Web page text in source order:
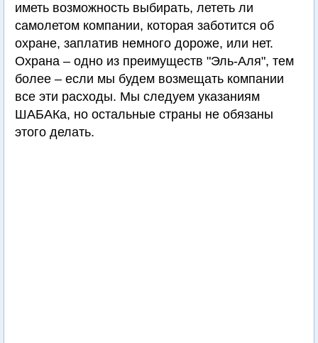
иметь возможность выбирать, лететь ли
самолетом компании, которая заботится об
охране, заплатив немного дороже, или нет.
Охрана – одно из преимуществ "Эль-Аля", тем
более – если мы будем возмещать компании
все эти расходы. Мы следуем указаниям
ШАБАКа, но остальные страны не обязаны
этого делать.